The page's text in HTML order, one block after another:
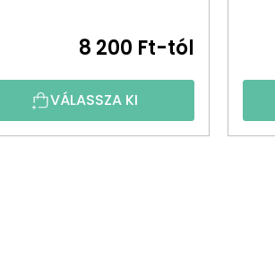
8 200 Ft-tól
VÁLASSZA KI